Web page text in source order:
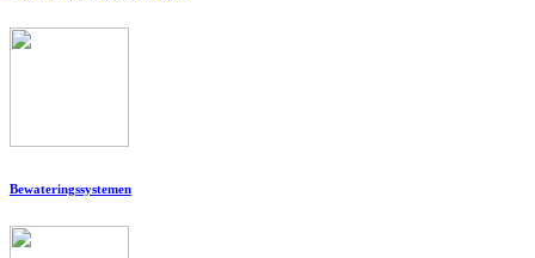
Bewateringssystemen